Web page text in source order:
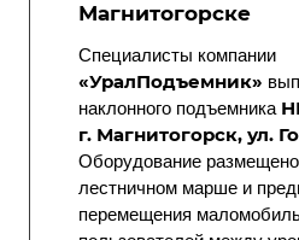
Магнитогорске
Специалисты компании
«УралПодъемник»
наклонного подъемника
г. Магнитогорск, ул.
Оборудование
лестничном марше и
перемещения